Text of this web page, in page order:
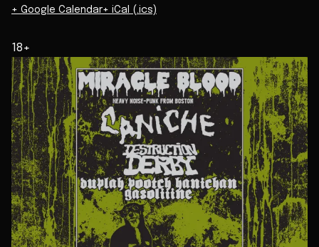
+ Google Calendar+ iCal (.ics)
18+